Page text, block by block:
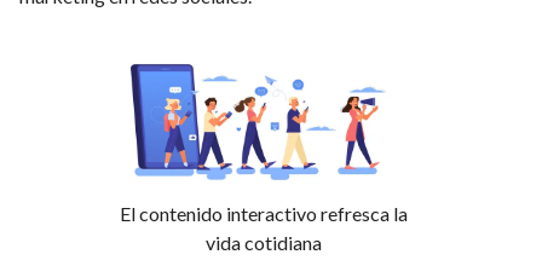
El contenido interactivo refresca la
vida cotidiana